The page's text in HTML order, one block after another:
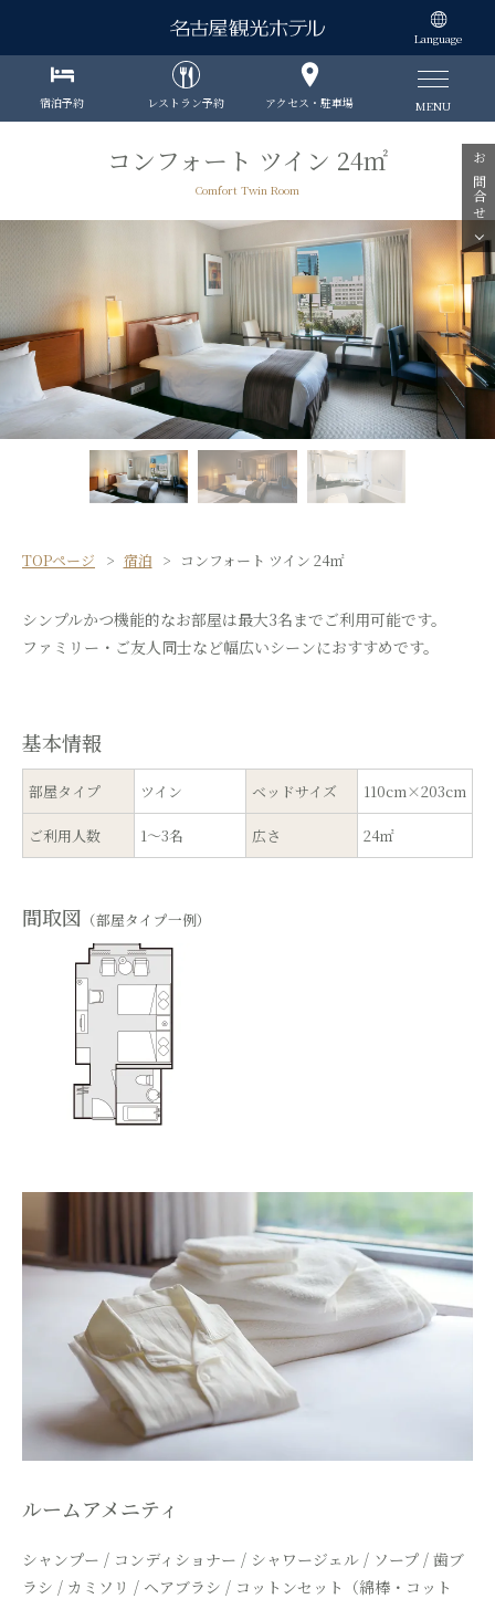
Language
宿泊予約 レストラン予約 アクセス・駐車場 MENU
コンフォート ツイン 24㎡
Comfort Twin Room
TOPページ 宿泊 コンフォート ツイン 24㎡
シンプルかつ機能的なお部屋は最大3名までご利用可能です。
ファミリー・ご友人同士など幅広いシーンにおすすめです。
基本情報
部屋タイプ ツイン ベッドサイズ 110cm×203cm
ご利用人数 1～3名 広さ 24㎡
間取図 （部屋タイプ一例）
ルームアメニティ
シャンプー / コンディショナー / シャワージェル / ソープ / 歯ブ
ラシ / カミソリ / ヘアブラシ / コットンセット（綿棒・コット
お問合せ